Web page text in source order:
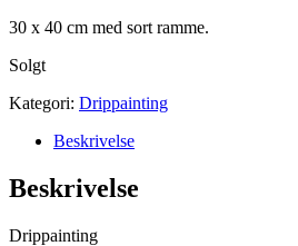
30 x 40 cm med sort ramme.
Solgt
Kategori: Drippainting
Beskrivelse
Beskrivelse
Drippainting